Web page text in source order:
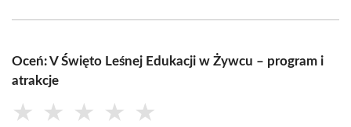
Oceń: V Święto Leśnej Edukacji w Żywcu – program i
atrakcje
★ ★ ★ ★ ★